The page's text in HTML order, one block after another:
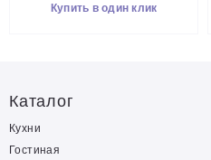
Купить в один клик
Каталог
Кухни
Гостиная